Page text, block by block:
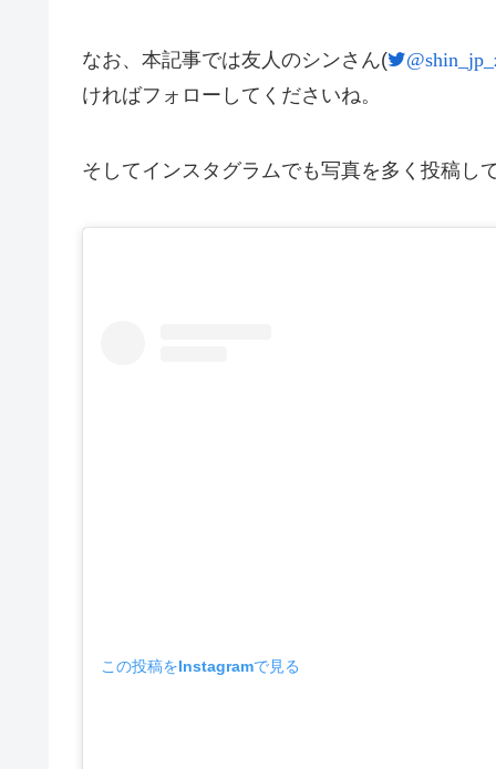
なお、本記事では友人のシンさん(
ければフォローしてくださいね。
そしてインスタグラムでも写真を多く投稿し
この投稿をInstagramで見る